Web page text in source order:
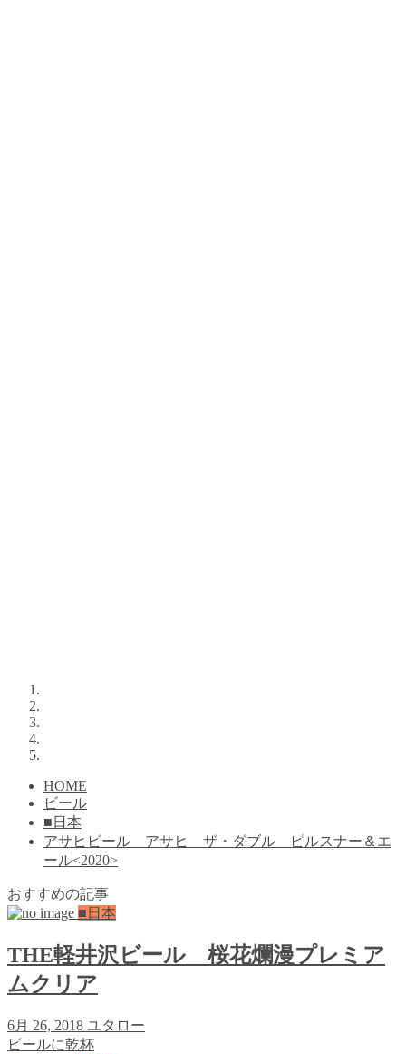
HOME
ビール
■日本
アサヒビール アサヒ ザ・ダブル ピルスナー＆エ
ール<2020>
おすすめの記事
■日本
THE軽井沢ビール 桜花爛漫プレミア
ムクリア
6月 26, 2018 ユタロー
ビールに乾杯